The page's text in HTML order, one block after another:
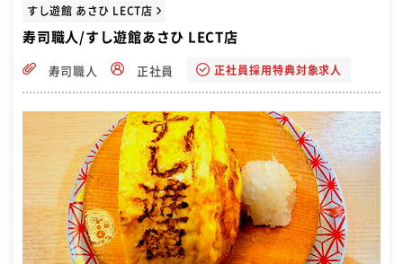
い！
すし遊館 あさひ LECT店
寿司職人/すし遊館あさひ LECT店
寿司職人 正社員 正社員採用特典対象求人